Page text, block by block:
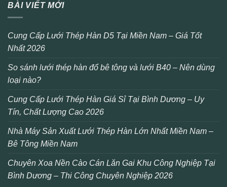
BÀI VIẾT MỚI
Cung Cấp Lưới Thép Hàn D5 Tại Miền Nam – Giá Tốt
Nhất 2026
So sánh lưới thép hàn đổ bê tông và lưới B40 – Nên dùng
loại nào?
Cung Cấp Lưới Thép Hàn Giá Sỉ Tại Bình Dương – Uy
Tín, Chất Lượng Cao 2026
Nhà Máy Sản Xuất Lưới Thép Hàn Lớn Nhất Miền Nam –
Bê Tông Miền Nam
Chuyên Xoa Nền Cào Cán Lăn Gai Khu Công Nghiệp Tại
Bình Dương – Thi Công Chuyên Nghiệp 2026